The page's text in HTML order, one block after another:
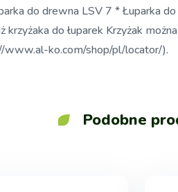
do drewna LSV 7 * Łuparka
krzyżaka do łuparek Krzyżak
www.al-ko.com/shop/pl/locator/).
Podobne